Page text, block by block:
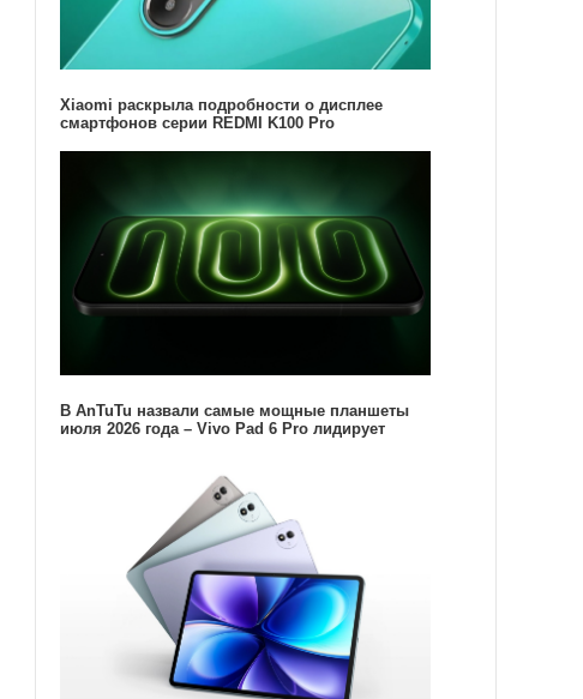
Xiaomi раскрыла подробности о дисплее
смартфонов серии REDMI K100 Pro
В AnTuTu назвали самые мощные планшеты
июля 2026 года – Vivo Pad 6 Pro лидирует